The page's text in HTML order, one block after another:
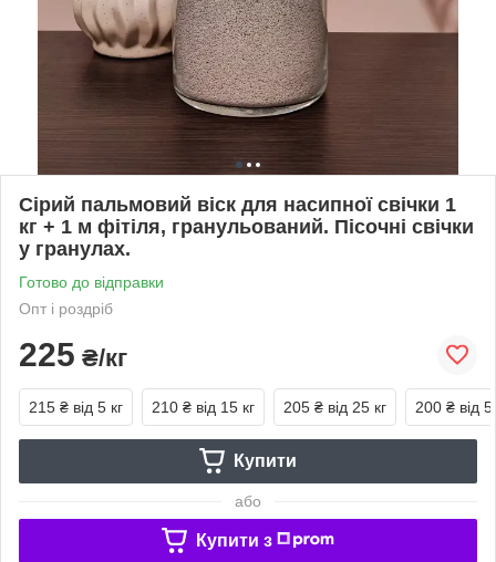
Сірий пальмовий віск для насипної свічки 1
кг + 1 м фітіля, гранульований. Пісочні свічки
у гранулах.
Готово до відправки
Опт і роздріб
225 ₴/кг
215 ₴ від 5 кг 210 ₴ від 15 кг 205 ₴ від 25 кг 200 ₴ від
Купити
або
Купити з